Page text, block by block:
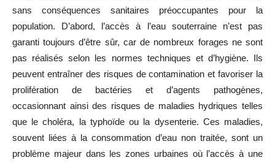
sans conséquences sanitaires préoccupantes pour la
population. D’abord, l’accès à l’eau souterraine n’est pas
garanti toujours d’être sûr, car de nombreux forages ne sont
pas réalisés selon les normes techniques et d’hygiène. Ils
peuvent entraîner des risques de contamination et favoriser la
prolifération de bactéries et d’agents pathogènes,
occasionnant ainsi des risques de maladies hydriques telles
que le choléra, la typhoïde ou la dysenterie. Ces maladies,
souvent liées à la consommation d’eau non traitée, sont un
problème majeur dans les zones urbaines où l’accès à une